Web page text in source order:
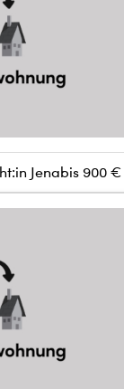
in Jenabis 900 €